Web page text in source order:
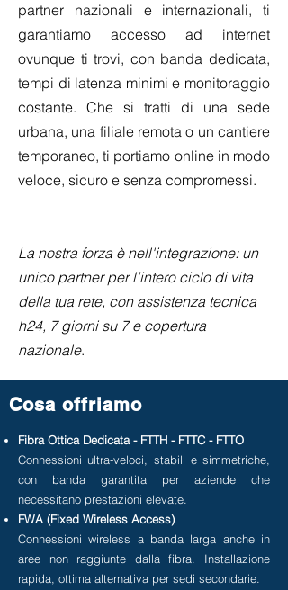
partner nazionali e internazionali, ti
garantiamo accesso ad internet
ovunque ti trovi, con banda dedicata,
tempi di latenza minimi e monitoraggio
costante. Che si tratti di una sede
urbana, una filiale remota o un cantiere
temporaneo, ti portiamo online in modo
veloce, sicuro e senza compromessi.
La nostra forza è nell'integrazione: un
unico partner per l’intero ciclo di vita
della tua rete, con assistenza tecnica
h24, 7 giorni su 7 e copertura
nazionale.
Cosa offriamo
Fibra Ottica Dedicata - FTTH - FTTC - FTTO
Connessioni ultra-veloci, stabili e simmetriche,
con banda garantita per aziende che
necessitano prestazioni elevate.
FWA (Fixed Wireless Access)
Connessioni wireless a banda larga anche in
aree non raggiunte dalla fibra. Installazione
rapida, ottima alternativa per sedi secondarie.